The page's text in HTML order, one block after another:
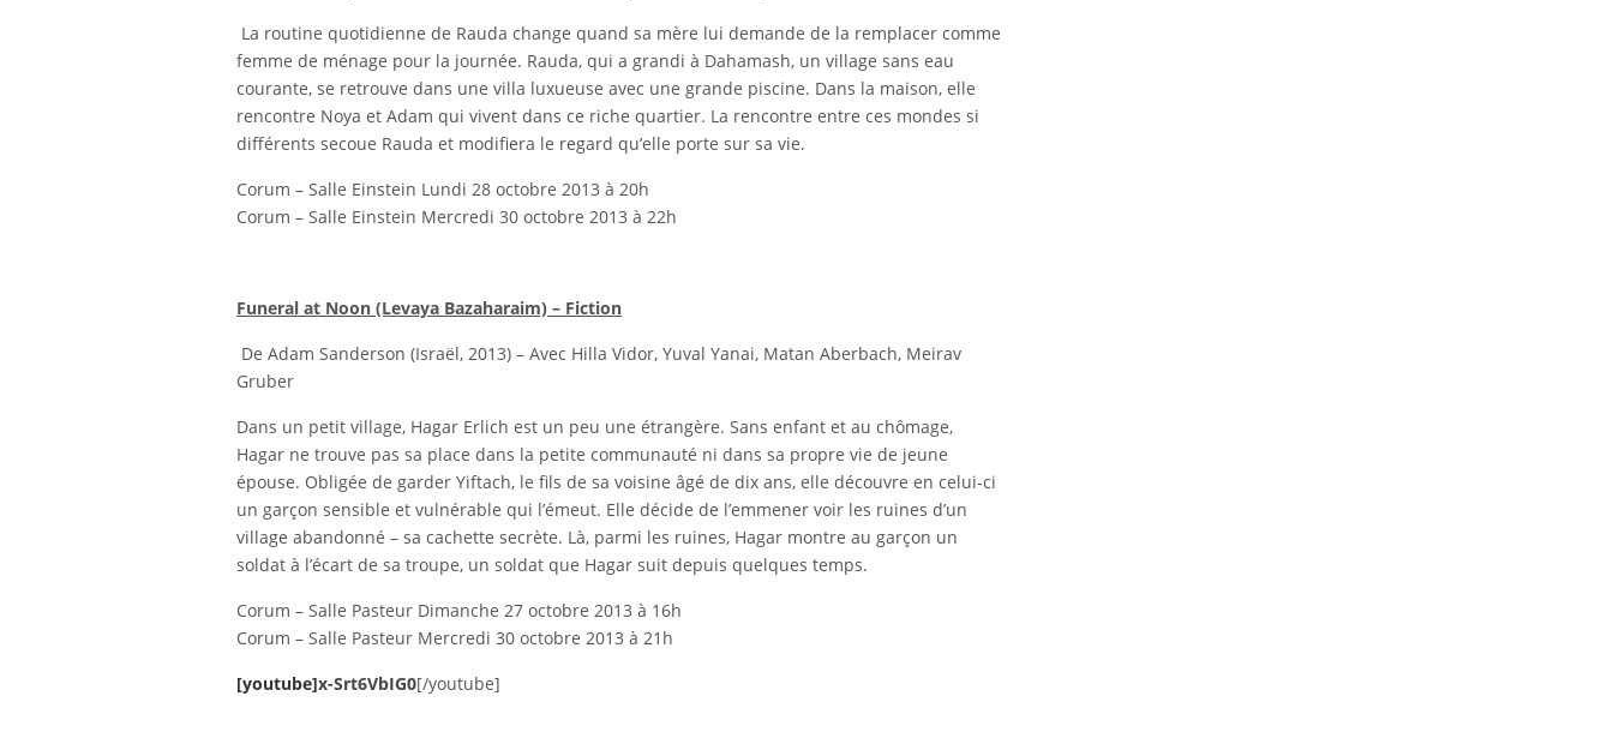
La routine quotidienne de Rauda change quand sa mère lui demande de la remplacer comme
femme de ménage pour la journée. Rauda, qui a grandi à Dahamash, un village sans eau
courante, se retrouve dans une villa luxueuse avec une grande piscine. Dans la maison, elle
rencontre Noya et Adam qui vivent dans ce riche quartier. La rencontre entre ces mondes si
différents secoue Rauda et modifiera le regard qu’elle porte sur sa vie.
Corum – Salle Einstein Lundi 28 octobre 2013 à 20h
Corum – Salle Einstein Mercredi 30 octobre 2013 à 22h
Funeral at Noon (Levaya Bazaharaim) – Fiction
De Adam Sanderson (Israël, 2013) – Avec Hilla Vidor, Yuval Yanai, Matan Aberbach, Meirav
Gruber
Dans un petit village, Hagar Erlich est un peu une étrangère. Sans enfant et au chômage,
Hagar ne trouve pas sa place dans la petite communauté ni dans sa propre vie de jeune
épouse. Obligée de garder Yiftach, le fils de sa voisine âgé de dix ans, elle découvre en celui-ci
un garçon sensible et vulnérable qui l’émeut. Elle décide de l’emmener voir les ruines d’un
village abandonné – sa cachette secrète. Là, parmi les ruines, Hagar montre au garçon un
soldat à l’écart de sa troupe, un soldat que Hagar suit depuis quelques temps.
Corum – Salle Pasteur Dimanche 27 octobre 2013 à 16h
Corum – Salle Pasteur Mercredi 30 octobre 2013 à 21h
[youtube]x-Srt6VbIG0[/youtube]